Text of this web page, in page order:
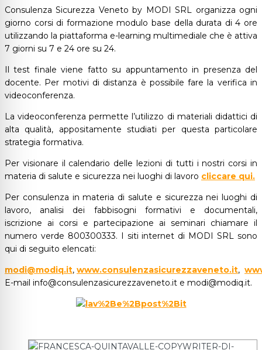
Consulenza Sicurezza Veneto by MODI SRL organizza ogni
giorno corsi di formazione modulo base della durata di 4 ore
utilizzando la piattaforma e-learning multimediale che è attiva
7 giorni su 7 e 24 ore su 24.
Il test finale viene fatto su appuntamento in presenza del
docente. Per motivi di distanza è possibile fare la verifica in
videoconferenza.
La videoconferenza permette l’utilizzo di materiali didattici di
alta qualità, appositamente studiati per questa particolare
strategia formativa.
Per visionare il calendario delle lezioni di tutti i nostri corsi in
materia di salute e sicurezza nei luoghi di lavoro cliccare qui.
Per consulenza in materia di salute e sicurezza nei luoghi di
lavoro, analisi dei fabbisogni formativi e documentali,
iscrizione ai corsi e partecipazione ai seminari chiamare il
numero verde 800300333. I siti internet di MODI SRL sono
qui di seguito elencati:
modi@modiq.it, www.consulenzasicurezzaveneto.it,
E-mail info@consulenzasicurezzaveneto.it e modi@modiq.it.